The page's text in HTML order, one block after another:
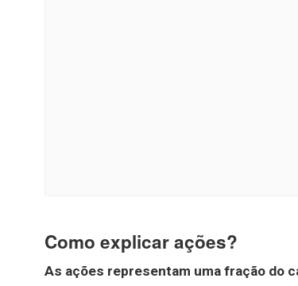
Como explicar ações?
As ações representam uma fração do